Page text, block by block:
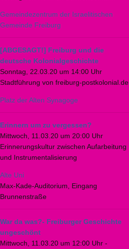
Gemeindezentrum der Israelitischen
Gemeinde Freiburg
[ABGESAGT!] Freiburg und die
deutsche Kolonialgeschichte
Sonntag, 22.03.20 um 14:00 Uhr
Stadtführung von freiburg-postkolonial.de
Platz der Alten Synagoge
Erinnern um zu vergessen?
Mittwoch, 11.03.20 um 20:00 Uhr
Erinnerungskultur zwischen Aufarbeitung
und Instrumentalisierung
Alte Uni
Max-Kade-Auditorium, Eingang
Brunnenstraße
War da was?- Freiburger Geschichte
ungeschönt
Mittwoch, 11.03.20 um 12:00 Uhr -